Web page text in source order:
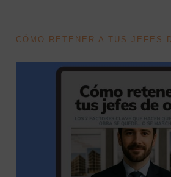
CÓMO RETENER A TUS JEFES